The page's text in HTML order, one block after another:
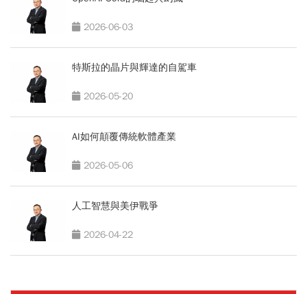
2026-06-03
特斯拉的晶片與輝達的自駕車
2026-05-20
AI如何顛覆傳統軟體產業
2026-05-06
人工智慧與美伊戰爭
2026-04-22